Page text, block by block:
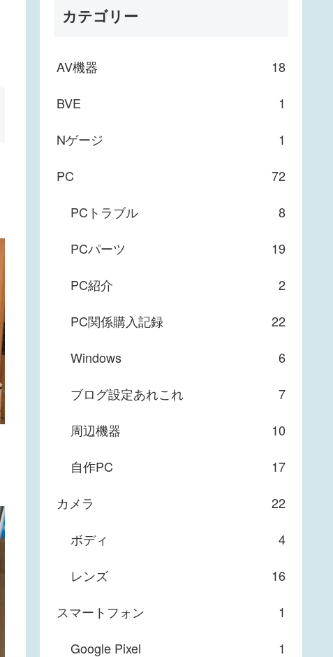
カテゴリー
AV機器
18
BVE
1
Nゲージ
1
PC
72
PCトラブル
8
PCパーツ
19
PC紹介
2
PC関係購入記録
22
Windows
6
ブログ設定あれこれ
7
周辺機器
10
自作PC
17
カメラ
22
ボディ
4
レンズ
16
スマートフォン
1
Google Pixel
1